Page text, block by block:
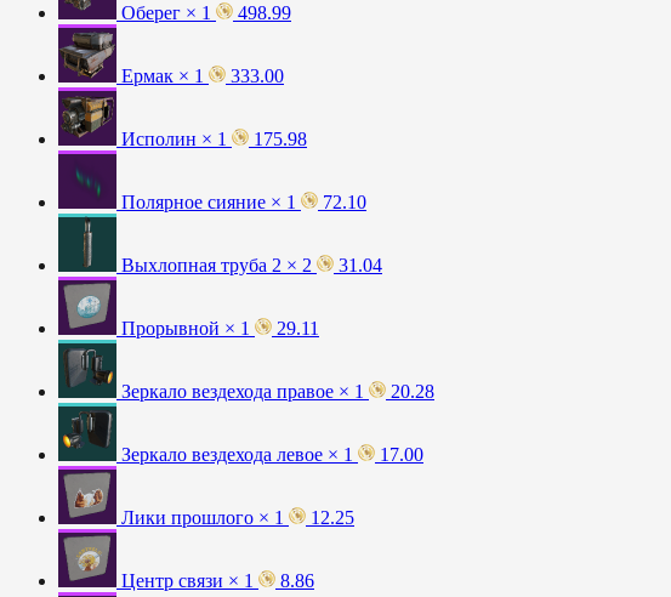
Оберег × 1 498.99
Ермак × 1 333.00
Исполин × 1 175.98
Полярное сияние × 1 72.10
Выхлопная труба 2 × 2 31.04
Прорывной × 1 29.11
Зеркало вездехода правое × 1 20.28
Зеркало вездехода левое × 1 17.00
Лики прошлого × 1 12.25
Центр связи × 1 8.86